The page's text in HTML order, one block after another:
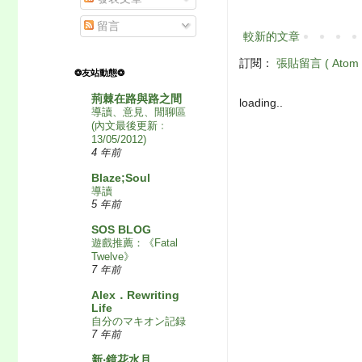
較新的文章
訂閱： 張貼留言 ( Atom
loading..
留言
❂友站動態❂
荊棘在路與路之間
導讀、意見、閒聊區
(內文最後更新﹕
13/05/2012)
4 年前
Blaze;Soul
導讀
5 年前
SOS BLOG
遊戲推薦：《Fatal
Twelve》
7 年前
Alex．Rewriting
Life
自分のマキオン記録
7 年前